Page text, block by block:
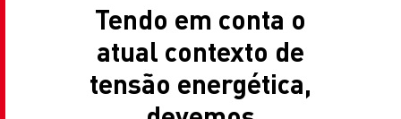
Tendo em conta o
atual contexto de
tensão energética,